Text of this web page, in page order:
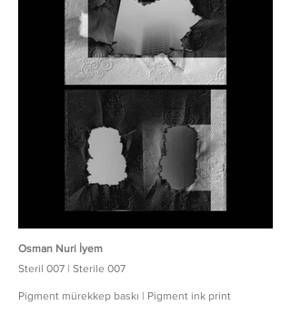
Osman Nuri İyem
Steril 007 | Sterile 007
Pigment mürekkep baskı | Pigment ink print